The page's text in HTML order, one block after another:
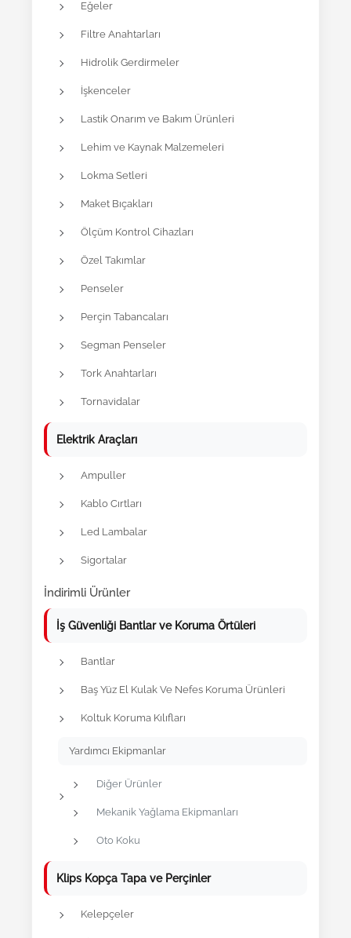
Eğeler
Filtre Anahtarları
Hidrolik Gerdirmeler
İşkenceler
Lastik Onarım ve Bakım Ürünleri
Lehim ve Kaynak Malzemeleri
Lokma Setleri
Maket Bıçakları
Ölçüm Kontrol Cihazları
Özel Takımlar
Penseler
Perçin Tabancaları
Segman Penseler
Tork Anahtarları
Tornavidalar
Elektrik Araçları
Ampuller
Kablo Cırtları
Led Lambalar
Sigortalar
İndirimli Ürünler
İş Güvenliği Bantlar ve Koruma Örtüleri
Bantlar
Baş Yüz El Kulak Ve Nefes Koruma Ürünleri
Koltuk Koruma Kılıfları
Yardımcı Ekipmanlar
Diğer Ürünler
Mekanik Yağlama Ekipmanları
Oto Koku
Klips Kopça Tapa ve Perçinler
Kelepçeler